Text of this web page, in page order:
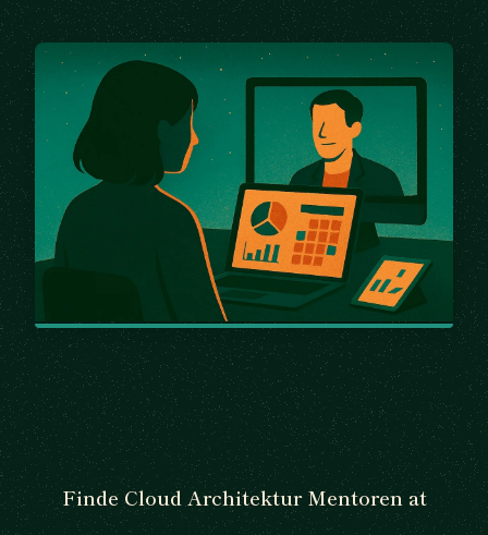
Finde Cloud Architektur Mentoren at